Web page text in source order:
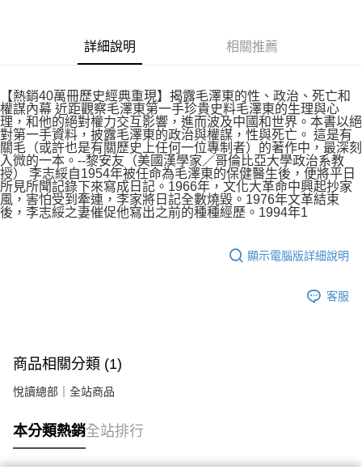
詳細說明 相關推薦
【熱銷40萬冊歷史經典重現】揭露毛澤東的性、政治、死亡和
權謀內幕 近距觀察毛澤東第一手珍貴史料毛澤東的生理與心
理，和他的絕對權力交互影響，進而波及中國和世界。本書以絕
對第一手資料，披露毛澤東的政治與權謀，性與死亡。 這是有
關毛（或許也是有關歷史上任何一位專制者）的著作中，最深刻
入微的一本。--黎安友（美國漢學家／哥倫比亞大學政治系教
授） 李志綏自1954年被任命為毛澤東的保健醫生後，便將平日
所見所聞記錄下來寫成日記。1966年，文化大革命中興起抄家
風，害怕受到牽連，李家將日記全數燒毀。1976年文革結束
後，李志綏之妻催促他寫出之前的種種經歷。1994年1
顯示電腦版詳細說明
客服
商品相關分類 (1)
悅讀總部｜全站商品
本分類熱銷全站排行